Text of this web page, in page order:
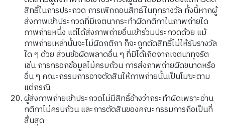
สิทธิ์ในการประกวด การเพิกถอนสิทธ์ในทุกรางวัล ทั้งนี้หากผู้
ส่งภาพเข้าประกวดที่มีเจตนากระทำผิดกติกาในภาพถ่ายใด
ภาพถ่ายหนึ่ง แต่ได้ส่งภาพถ่ายอื่นเข้าร่วมประกวดด้วย แม้
ภาพถ่ายเหล่านั้นจะไม่ผิดกติกา ก็จะถูกตัดสิทธิ์ไม่ให้รับรางวัล
ใด ๆ ด้วย ส่วนข้อผิดพลาดอื่น ๆ ที่มิได้เกิดจากเจตนาทุจริต
เช่น การกรอกข้อมูลไม่ครบถ้วน การส่งภาพถ่ายผิดขนาดหรือ
อื่น ๆ คณะกรรมการอาจตัดสินให้ภาพถ่ายนั้นเป็นโมฆะตาม
แต่กรณี
ผู้ส่งภาพถ่ายเข้าประกวดไม่มีสิทธิ์อ้างว่ากระทำผิดเพราะอ่าน
กติกาไม่ครบถ้วน และการตัดสินของคณะกรรมการถือเป็นที่
สิ้นสุด